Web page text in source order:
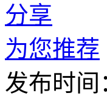
分享
为您推荐
发布时间